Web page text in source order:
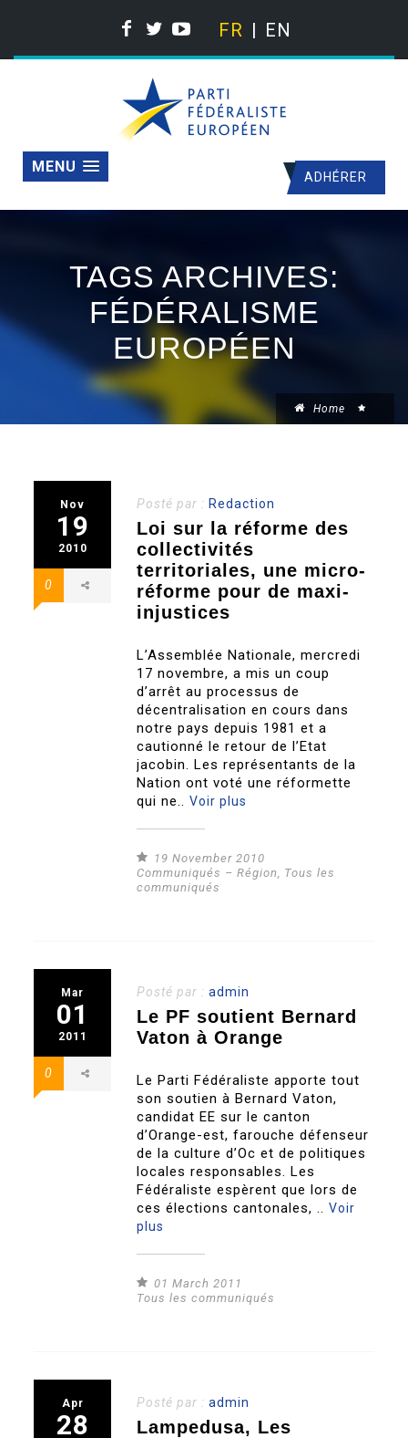
FR EN
ADHÉRER
MENU
TAGS ARCHIVES:
FÉDÉRALISME
EUROPÉEN
Home
Nov
19
2010
0
Posté par : Redaction
Loi sur la réforme des
collectivités
territoriales, une micro-
réforme pour de maxi-
injustices
L’Assemblée Nationale, mercredi
17 novembre, a mis un coup
d’arrêt au processus de
décentralisation en cours dans
notre pays depuis 1981 et a
cautionné le retour de l’Etat
jacobin. Les représentants de la
Nation ont voté une réformette
qui ne..Voir plus
19 November 2010
Communiqués – Région, Tous les
communiqués
Mar
01
2011
0
Posté par :admin
Le PF soutient Bernard
Vaton à Orange
Le Parti Fédéraliste apporte tout
son soutien à Bernard Vaton,
candidat EE sur le canton
d’Orange-est, farouche défenseur
de la culture d’Oc et de politiques
locales responsables. Les
Fédéraliste espèrent que lors de
ces élections cantonales, ..Voir
plus
01 March 2011
Tous les communiqués
Apr
28
Posté par :admin
Lampedusa, Les